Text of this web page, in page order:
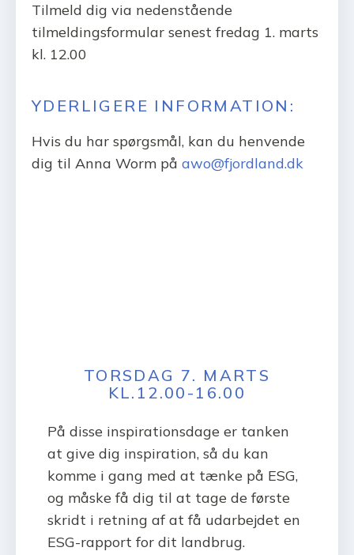
TORSDAG 7. MARTS
KL.12.00-16.00
På disse inspirationsdage er tanken
at give dig inspiration, så du kan
komme i gang med at tænke på ESG,
og måske få dig til at tage de første
skridt i retning af at få udarbejdet en
ESG-rapport for dit landbrug.
Tilmeld dig via nedenstående
tilmeldingsformular senest fredag 1. marts
kl. 12.00
YDERLIGERE INFORMATION:
Hvis du har spørgsmål, kan du henvende
dig til Anna Worm på awo@fjordland.dk